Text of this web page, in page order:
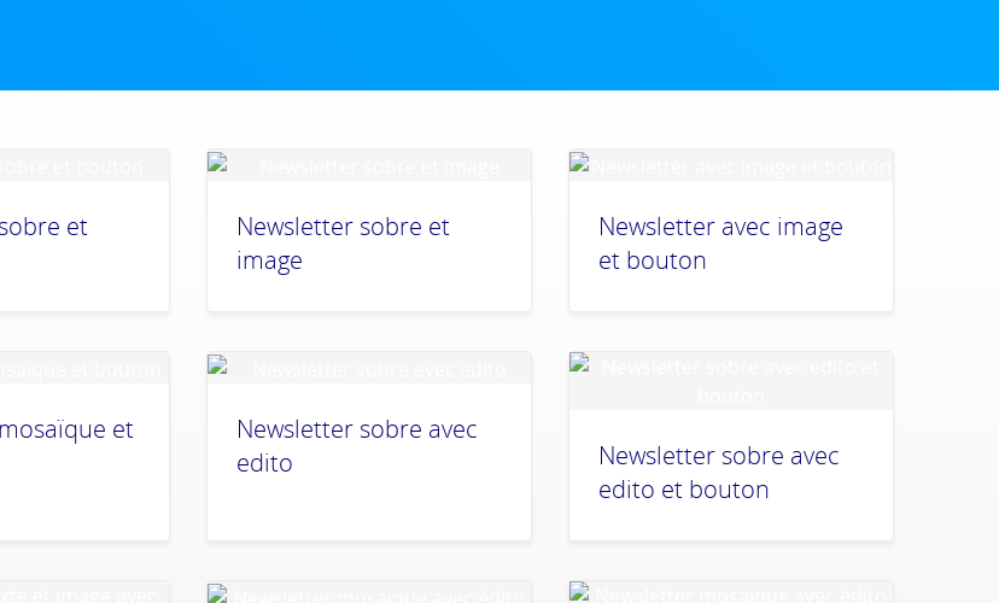
et
Newsletter sobre et
image
Newsletter avec image
et bouton
et
Newsletter sobre avec
edito
Newsletter sobre avec
edito et bouton